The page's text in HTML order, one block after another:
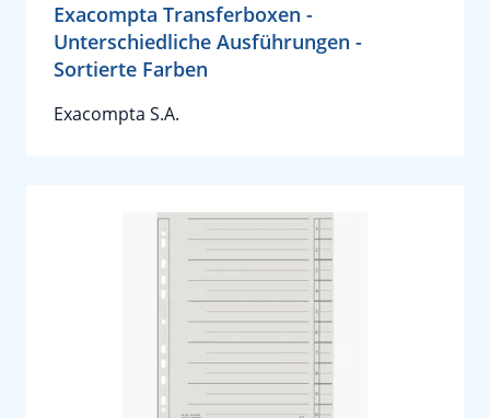
Exacompta Transferboxen -
Unterschiedliche Ausführungen -
Sortierte Farben
Exacompta S.A.